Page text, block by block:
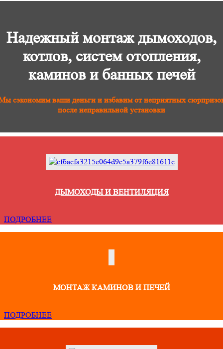
Надежный монтаж дымоходов,
котлов, систем отопления,
каминов и банных печей
сэкономим ваши деньги и избавим от неприятных
после неправильной установки
ДЫМОХОДЫ И ВЕНТИЛЯЦИЯ
ПОДРОБНЕЕ
МОНТАЖ КАМИНОВ И ПЕЧЕЙ
ПОДРОБНЕЕ